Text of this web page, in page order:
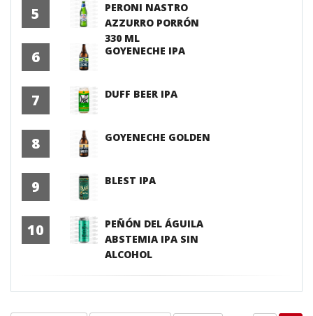
5
PERONI NASTRO
AZZURRO PORRÓN
330 ML
6 GOYENECHE IPA
7 DUFF BEER IPA
8 GOYENECHE GOLDEN
9 BLEST IPA
10
PEÑÓN DEL ÁGUILA
ABSTEMIA IPA SIN
ALCOHOL